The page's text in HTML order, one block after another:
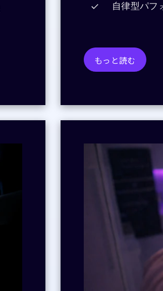
自律型パフ
もっと読む